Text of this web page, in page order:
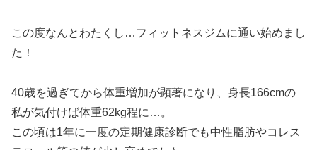
この度なんとわたくし…フィットネスジムに通い始めまし
た！
40歳を過ぎてから体重増加が顕著になり、身長166cmの
私が気付けば体重62kg程に…。
この頃は1年に一度の定期健康診断でも中性脂肪やコレス